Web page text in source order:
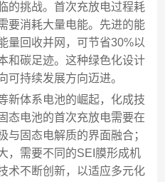
的挑战。首次充放电过程耗
要消耗大量电能。先进的能
量回收并网，可节省30%以
和碳足迹。这种绿色化设计
可持续发展方向迈进。
新体系电池的崛起，化成技
态电池的首次充放电需要在
与固态电解质的界面融合；
，需要不同的SEI膜形成机
术不断创新，以适应多元化